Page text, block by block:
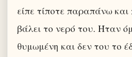
είπε τίποτε παραπάνω
βάλει το νερό του. Ήταν
θυμωμένη και δεν του το